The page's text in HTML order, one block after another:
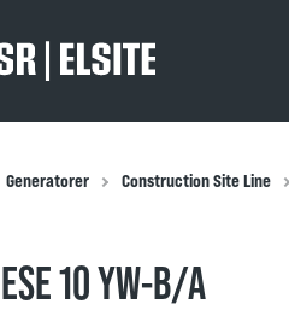
Generatorer Construction Site Line
ESE 10 YW-B/A